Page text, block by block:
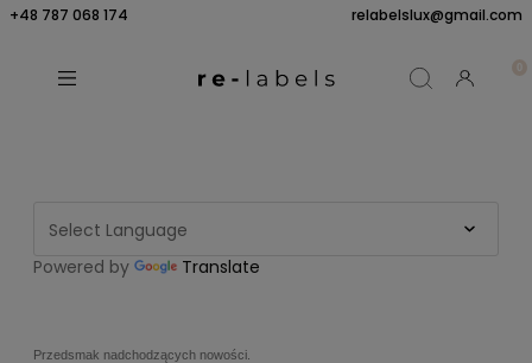
+48 787 068 174 relabelslux@gmail.com
Powered by Translate
Przedsmak nadchodzących nowości.